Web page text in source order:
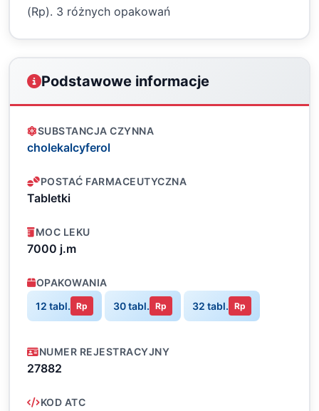
(Rp). 3 różnych opakowań
Podstawowe informacje
SUBSTANCJA CZYNNA
cholekalcyferol
POSTAĆ FARMACEUTYCZNA
Tabletki
MOC LEKU
7000 j.m
OPAKOWANIA
12 tabl. Rp 30 tabl. Rp 32 tabl. Rp
NUMER REJESTRACYJNY
27882
KOD ATC